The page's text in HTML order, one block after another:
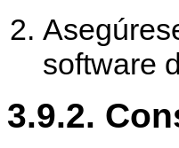
software
3.9.2.